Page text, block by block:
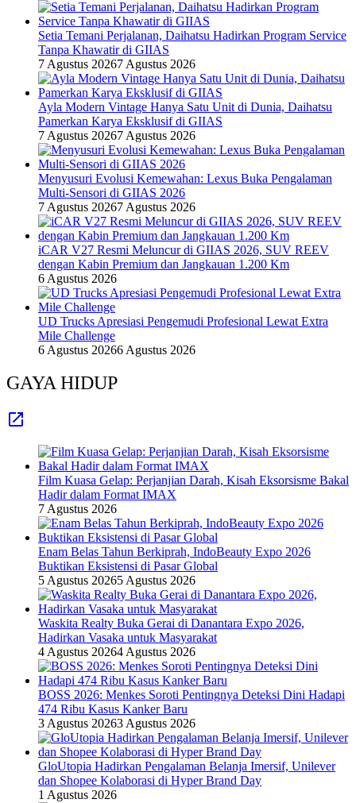
Setia Temani Perjalanan, Daihatsu Hadirkan Program Service
Tanpa Khawatir di GIIAS
7 Agustus 20267 Agustus 2026
Ayla Modern Vintage Hanya Satu Unit di Dunia, Daihatsu
Pamerkan Karya Eksklusif di GIIAS
7 Agustus 20267 Agustus 2026
Menyusuri Evolusi Kemewahan: Lexus Buka Pengalaman
Multi-Sensori di GIIAS 2026
7 Agustus 20267 Agustus 2026
iCAR V27 Resmi Meluncur di GIIAS 2026, SUV REEV
dengan Kabin Premium dan Jangkauan 1.200 Km
6 Agustus 2026
UD Trucks Apresiasi Pengemudi Profesional Lewat Extra
Mile Challenge
6 Agustus 20266 Agustus 2026
GAYA HIDUP
Film Kuasa Gelap: Perjanjian Darah, Kisah Eksorsisme Bakal
Hadir dalam Format IMAX
7 Agustus 2026
Enam Belas Tahun Berkiprah, IndoBeauty Expo 2026
Buktikan Eksistensi di Pasar Global
5 Agustus 20265 Agustus 2026
Waskita Realty Buka Gerai di Danantara Expo 2026,
Hadirkan Vasaka untuk Masyarakat
4 Agustus 20264 Agustus 2026
BOSS 2026: Menkes Soroti Pentingnya Deteksi Dini Hadapi
474 Ribu Kasus Kanker Baru
3 Agustus 20263 Agustus 2026
GloUtopia Hadirkan Pengalaman Belanja Imersif, Unilever
dan Shopee Kolaborasi di Hyper Brand Day
1 Agustus 2026